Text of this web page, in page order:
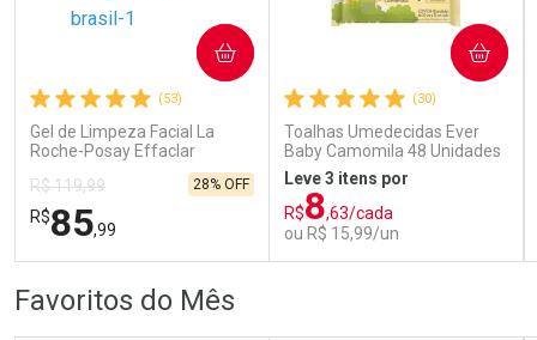
Comprar sem Desconto
Por R$ 123,29/cada
Comprar sem Desconto
Por R$ 123,29/cada
Comprar sem Desconto
Por R$ 70,79/cada
Comprar sem Desconto
Por R$ 70,79/cada
(53)
Gel de Limpeza Facial La
Roche-Posay Effaclar
R$ 119,99
R$85,99
28% OFF
COMPRAR
(30)
Toalhas Umedecidas Ever
Baby Camomila 48 Unidades
Leve 3 itens por
R$8,63/cada
ou R$ 15,99/un
COMPRAR
Favoritos do Mês